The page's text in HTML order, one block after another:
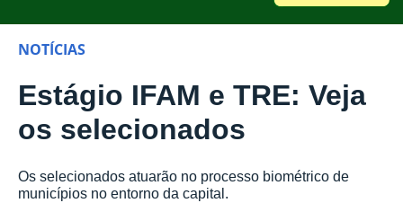
NOTÍCIAS
Estágio IFAM e TRE: Veja
os selecionados
Os selecionados atuarão no processo biométrico de
municípios no entorno da capital.